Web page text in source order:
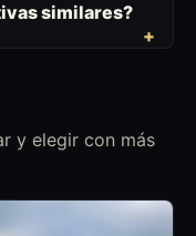
similares?
y elegir con más